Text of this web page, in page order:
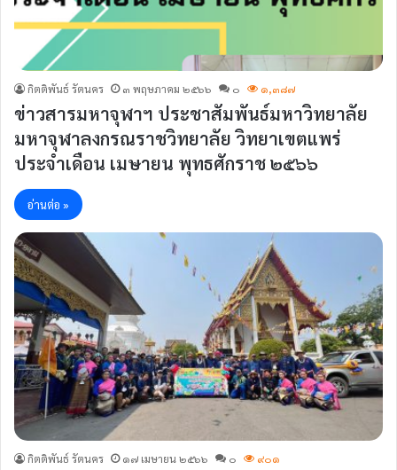
กิตติพันธ์ รัตนคร ๓ พฤษภาคม ๒๕๖๖ ๐ ๑,๓๘๗
ข่าวสารมหาจุฬาฯ ประชาสัมพันธ์มหาวิทยาลัย
มหาจุฬาลงกรณราชวิทยาลัย วิทยาเขตแพร่
ประจำเดือน เมษายน พุทธศักราช ๒๕๖๖
อ่านต่อ »
กิตติพันธ์ รัตนคร ๑๗ เมษายน ๒๕๖๖ ๐ ๙๐๑